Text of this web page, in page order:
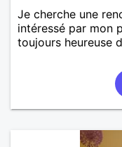
Je cherche une
intéressé par mon
toujours heureuse